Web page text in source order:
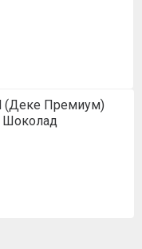
(Деке Премиум)